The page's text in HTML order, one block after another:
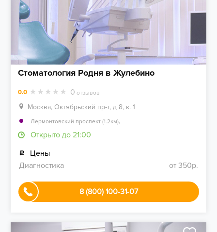
Стоматология Родня в Жулебино
0.0 0 отзывов
Москва, Октябрьский пр-т, д 8, к. 1
Лермонтовский проспект (1.2км),
Открыто до 21:00
Цены
Диагностика
от 350р.
8 (800) 100-31-07